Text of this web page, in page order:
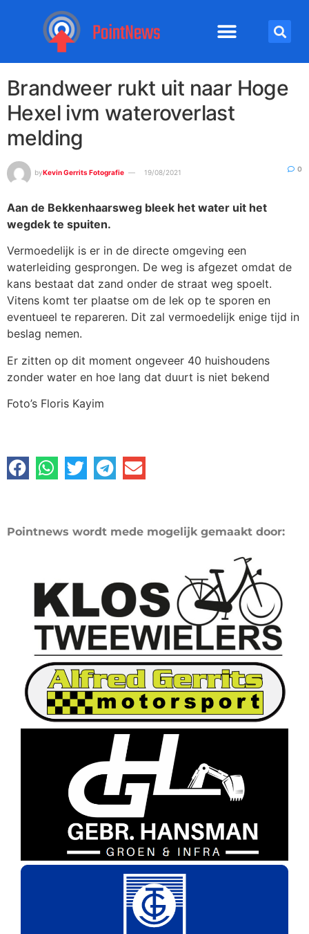
Brandweer rukt uit naar Hoge
Hexel ivm wateroverlast
melding
byKevin Gerrits Fotografie 19/08/2021 0
Aan de Bekkenhaarsweg bleek het water uit het
wegdek te spuiten.
Vermoedelijk is er in de directe omgeving een
waterleiding gesprongen. De weg is afgezet omdat de
kans bestaat dat zand onder de straat weg spoelt.
Vitens komt ter plaatse om de lek op te sporen en
eventueel te repareren. Dit zal vermoedelijk enige tijd in
beslag nemen.
Er zitten op dit moment ongeveer 40 huishoudens
zonder water en hoe lang dat duurt is niet bekend
Foto’s Floris Kayim
Pointnews wordt mede mogelijk gemaakt door: